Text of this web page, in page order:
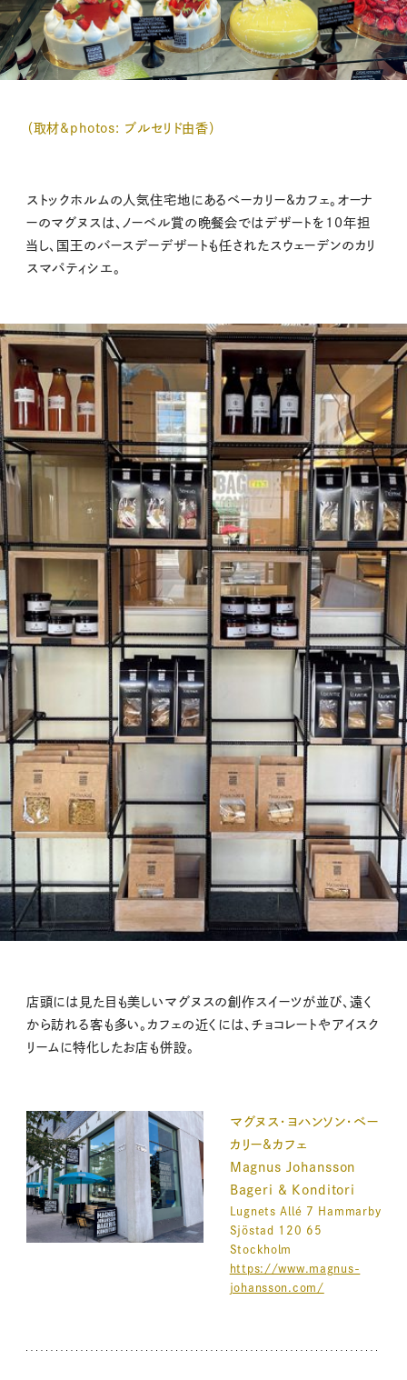
（取材&photos: ブルセリド由香）
ストックホルムの人気住宅地にあるベーカリー&カフェ。オーナ
ーのマグヌスは、ノーベル賞の晩餐会ではデザートを10年担
当し、国王のバースデーデザートも任されたスウェーデンのカリ
スマパティシエ。
店頭には見た目も美しいマグヌスの創作スイーツが並び、遠く
から訪れる客も多い。カフェの近くには、チョコレートやアイスク
リームに特化したお店も併設。
マグヌス・ヨハンソン・ベー
カリー&カフェ
Magnus Johansson
Bageri & Konditori
Lugnets Allé 7 Hammarby
Sjöstad 120 65
Stockholm
https://www.magnus-
johansson.com/